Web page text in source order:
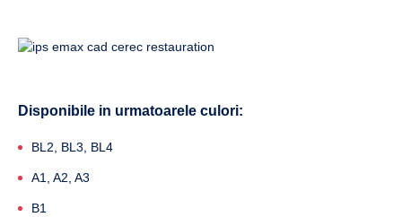
Disponibile in urmatoarele culori:
BL2, BL3, BL4
A1, A2, A3
B1